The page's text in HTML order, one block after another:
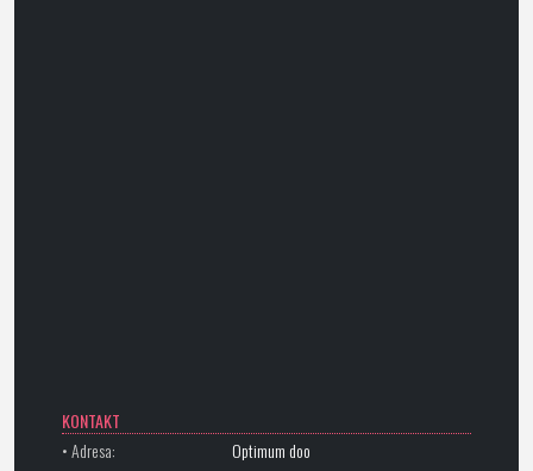
KONTAKT
• Adresa:
Optimum doo